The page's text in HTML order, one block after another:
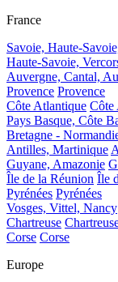
France
Savoie, Haute-
Haute-Savoie,
Auvergne, Cantal,
Provence Provence
Côte Atlantique Côte
Pays Basque, Côte
Bretagne -
Antilles, Martinique
Guyane, Amazonie
Île de la Réunion Île
Pyrénées Pyrénées
Vosges, Vittel, Nancy
Chartreuse
Corse Corse
Europe